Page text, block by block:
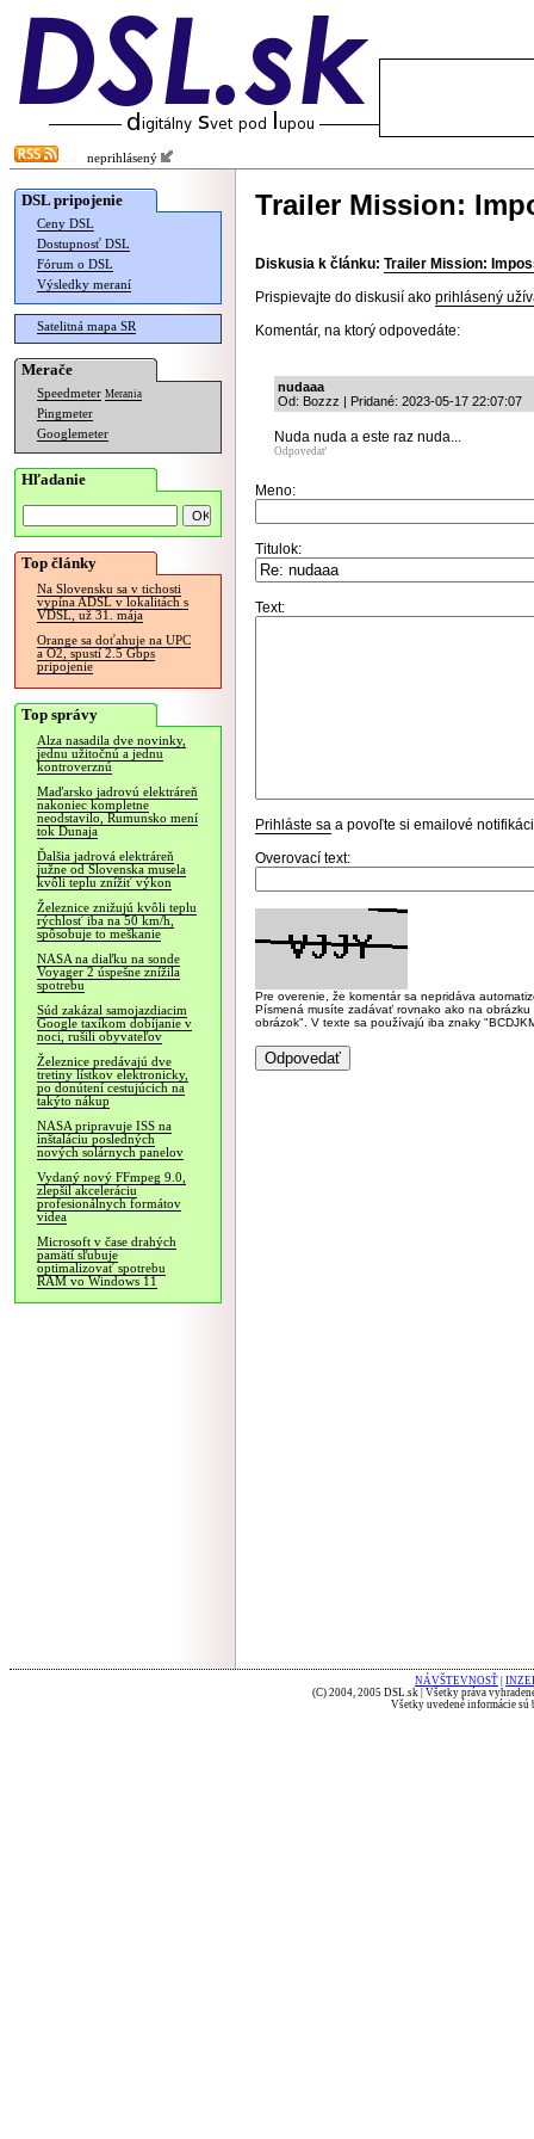
neprihlásený
DSL pripojenie
Ceny DSL
Dostupnosť DSL
Fórum o DSL
Výsledky meraní
Satelitná mapa SR
Merače
Speedmeter Merania
Pingmeter
Googlemeter
Hľadanie
Top články
Na Slovensku sa v tichosti
vypína ADSL v lokalitách s
VDSL, už 31. mája
Orange sa doťahuje na UPC
a O2, spustí 2.5 Gbps
pripojenie
Top správy
Alza nasadila dve novinky,
jednu užitočnú a jednu
kontroverznú
Maďarsko jadrovú elektráreň
nakoniec kompletne
neodstavilo, Rumunsko mení
tok Dunaja
Ďalšia jadrová elektráreň
južne od Slovenska musela
kvôli teplu znížiť výkon
Železnice znižujú kvôli teplu
rýchlosť iba na 50 km/h,
spôsobuje to meškanie
NASA na diaľku na sonde
Voyager 2 úspešne znížila
spotrebu
Súd zakázal samojazdiacim
Google taxíkom dobíjanie v
noci, rušili obyvateľov
Železnice predávajú dve
tretiny lístkov elektronicky,
po donútení cestujúcich na
takýto nákup
NASA pripravuje ISS na
inštaláciu posledných
nových solárnych panelov
Vydaný nový FFmpeg 9.0,
zlepšil akceleráciu
profesionálnych formátov
videa
Microsoft v čase drahých
pamätí sľubuje
optimalizovať spotrebu
RAM vo Windows 11
Trailer Mission:
Diskusia k článku: Trailer Mission:
Prispievajte do diskusií ako prihlásený
Komentár, na ktorý odpovedáte:
nudaaa
Od: Bozzz | Pridané: 2023-05-17 22:07:07
Nuda nuda a este raz nuda...
Odpovedať
Meno:
Titulok:
Text:
Prihláste sa a povoľte si emailové
Overovací text:
Pre overenie, že komentár sa nepridáva
Písmená musíte zadávať rovnako ako na
obrázok". V texte sa používajú iba znaky
NÁVŠTEVNOSŤ
(C) 2004, 2005 DSL.sk | Všetky práva
Všetky uvedené informácie sú